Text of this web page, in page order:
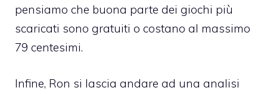
pensiamo che buona parte dei giochi più
scaricati sono gratuiti o costano al massimo
79 centesimi.
Infine, Ron si lascia andare ad una analisi